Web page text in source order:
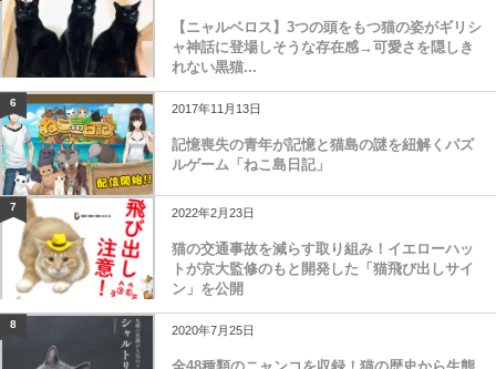
【ニャルベロス】3つの頭をもつ猫の姿がギリシ
ャ神話に登場しそうな存在感→可愛さを隠しき
れない黒猫...
6 2017年11月13日
記憶喪失の青年が記憶と猫島の謎を紐解くパズ
ルゲーム「ねこ島日記」
7 2022年2月23日
猫の交通事故を減らす取り組み！イエローハッ
トが京大監修のもと開発した「猫飛び出しサイ
ン」を公開
8 2020年7月25日